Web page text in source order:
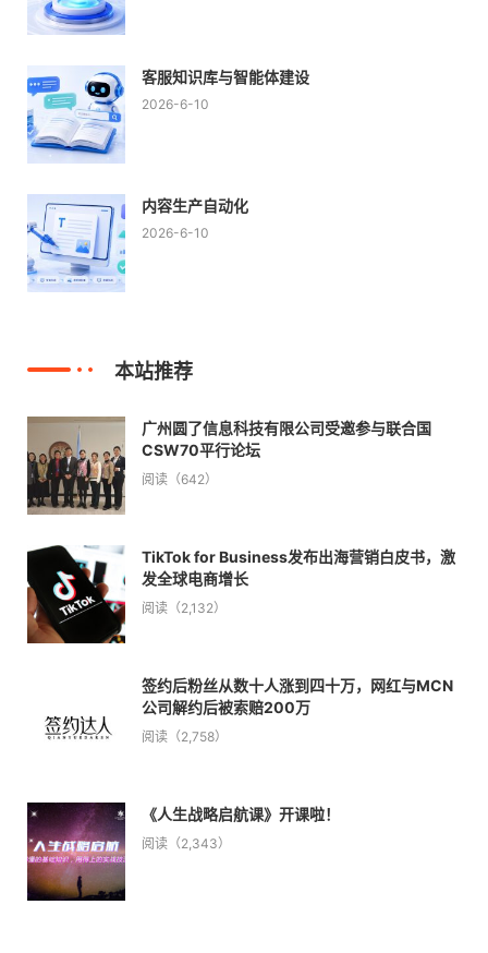
客服知识库与智能体建设
2026-6-10
内容生产自动化
2026-6-10
本站推荐
广州圆了信息科技有限公司受邀参与联合国
CSW70平行论坛
阅读（642）
TikTok for Business发布出海营销白皮书，激
发全球电商增长
阅读（2,132）
签约后粉丝从数十人涨到四十万，网红与MCN
公司解约后被索赔200万
阅读（2,758）
《人生战略启航课》开课啦！
阅读（2,343）